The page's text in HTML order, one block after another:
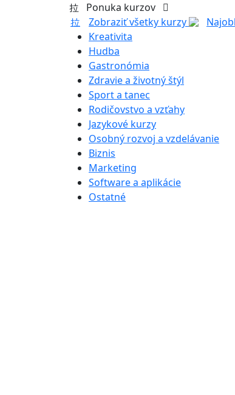
Ponuka kurzov
Zobraziť všetky kurzy
Kreativita
Hudba
Gastronómia
Zdravie a životný štýl
Sport a tanec
Rodičovstvo a vzťahy
Jazykové kurzy
Osobný rozvoj a vzdelávanie
Biznis
Marketing
Software a aplikácie
Ostatné